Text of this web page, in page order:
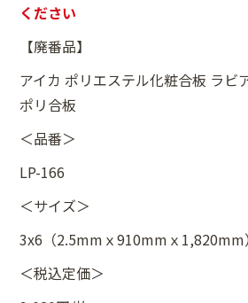
ください
【廃番品】
アイカ ポリエステル化粧合板 ラビ
ポリ合板
＜品番＞
LP-166
＜サイズ＞
3x6（2.5mmｘ910mmｘ1,820mm）
＜税込定価＞